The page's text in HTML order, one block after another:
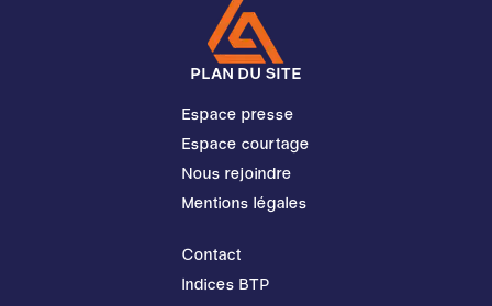
PLAN DU SITE
Espace presse
Espace courtage
Nous rejoindre
Mentions légales
Contact
Indices BTP